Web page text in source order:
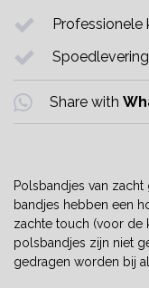
Professionele
Share with
Polsbandjes van
bandjes hebben een
zachte touch (voor de
polsbandjes zijn niet
gedragen worden bij